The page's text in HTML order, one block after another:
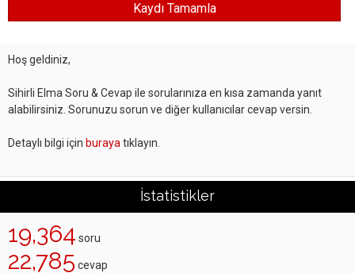
Hoş geldiniz,
Sihirli Elma Soru & Cevap ile sorularınıza en kısa zamanda yanıt
alabilirsiniz. Sorunuzu sorun ve diğer kullanıcılar cevap versin.
Detaylı bilgi için buraya tıklayın.
İstatistikler
19,364 soru
22,785 cevap